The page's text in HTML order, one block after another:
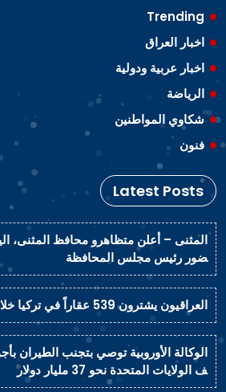
Trending
اخبار العراق
اخبار عربية ودولية
الرياضة
شكاوي المواطنين
فنون
Latest Posts
المثنى – أعلن متظاهرو محافظ المثنى،
ضور رئيس مجلس المحافظة
العراقيون يشترون 539 عقاراً في تركيا خلال 6 أشهر
الوكالة الأوروبية توصي بتجنب الطيران
ف الولايات المتحدة نحو 37 مليار دولار